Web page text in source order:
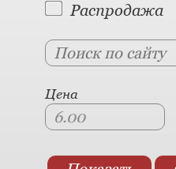
Распродажа
Цена